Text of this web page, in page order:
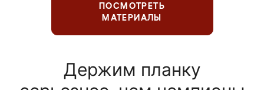
ПОСМОТРЕТЬ
МАТЕРИАЛЫ
Держим планку